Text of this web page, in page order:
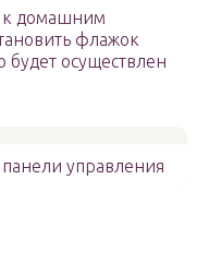
к домашним
флажок
будет осуществлен
управления